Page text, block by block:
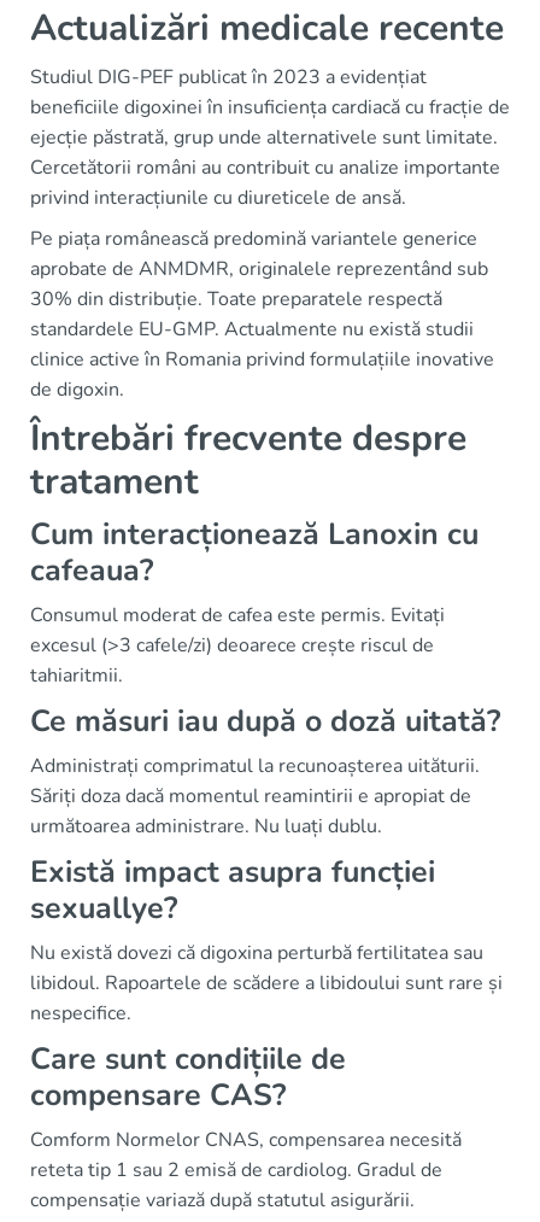
Actualizări medicale recente
Studiul DIG-PEF publicat în 2023 a evidențiat
beneficiile digoxinei în insuficiența cardiacă cu fracție de
ejecție păstrată, grup unde alternativele sunt limitate.
Cercetătorii români au contribuit cu analize importante
privind interacțiunile cu diureticele de ansă.
Pe piața românească predomină variantele generice
aprobate de ANMDMR, originalele reprezentând sub
30% din distribuție. Toate preparatele respectă
standardele EU-GMP. Actualmente nu există studii
clinice active în Romania privind formulațiile inovative
de digoxin.
Întrebări frecvente despre
tratament
Cum interacționează Lanoxin cu
cafeaua?
Consumul moderat de cafea este permis. Evitați
excesul (>3 cafele/zi) deoarece crește riscul de
tahiaritmii.
Ce măsuri iau după o doză uitată?
Administrați comprimatul la recunoașterea uităturii.
Săriți doza dacă momentul reamintirii e apropiat de
următoarea administrare. Nu luați dublu.
Există impact asupra funcției
sexuallye?
Nu există dovezi că digoxina perturbă fertilitatea sau
libidoul. Rapoartele de scădere a libidoului sunt rare și
nespecifice.
Care sunt condițiile de
compensare CAS?
Comform Normelor CNAS, compensarea necesită
reteta tip 1 sau 2 emisă de cardiolog. Gradul de
compensație variază după statutul asigurării.